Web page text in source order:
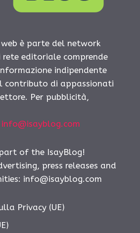
è parte del network
rete editoriale comprende
indipendente
contributo di appassionati
Per pubblicità,
info@isayblog.com
of the IsayBlog!
press releases and
info@isayblog.com
Privacy (UE)